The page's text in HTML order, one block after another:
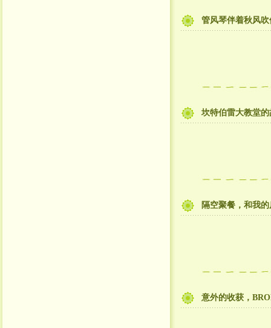
管风琴伴着秋风
坎特伯雷大教堂的
隔空聚餐，和我
意外的收获，